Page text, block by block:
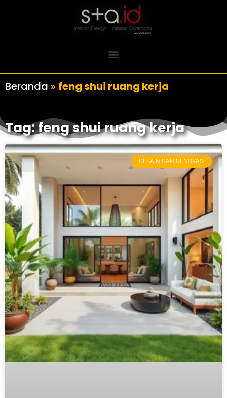
Beranda » feng shui ruang kerja
Tag: feng shui ruang kerja
DESAIN DAN RENOVASI